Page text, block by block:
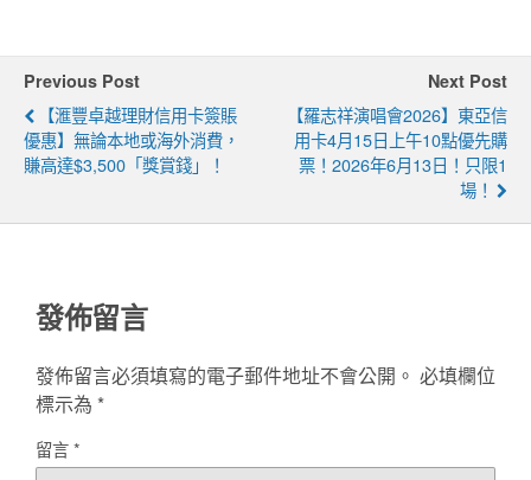
Previous Post
【滙豐卓越理財信用卡簽賬
優惠】無論本地或海外消費，
賺高達$3,500「獎賞錢」！
Next Post
【羅志祥演唱會2026】東亞信
用卡4月15日上午10點優先購
票！2026年6月13日！只限1
場！
發佈留言
發佈留言必須填寫的電子郵件地址不會公開。 必填欄位
標示為 *
留言*